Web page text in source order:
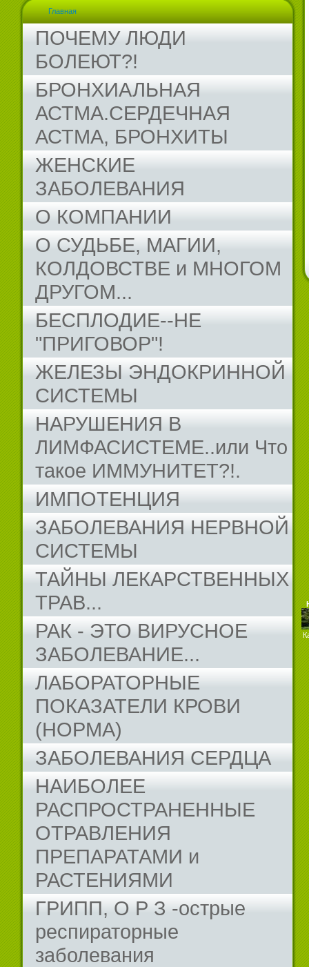
Главная
ПОЧЕМУ ЛЮДИ
БОЛЕЮТ?!
БРОНХИАЛЬНАЯ
АСТМА.СЕРДЕЧНАЯ
АСТМА, БРОНХИТЫ
ЖЕНСКИЕ
ЗАБОЛЕВАНИЯ
О КОМПАНИИ
О СУДЬБЕ, МАГИИ,
КОЛДОВСТВЕ и МНОГОМ
ДРУГОМ...
БЕСПЛОДИЕ--НЕ
"ПРИГОВОР"!
ЖЕЛЕЗЫ ЭНДОКРИННОЙ
СИСТЕМЫ
НАРУШЕНИЯ В
ЛИМФАСИСТЕМЕ..или Что
такое ИММУНИТЕТ?!.
ИМПОТЕНЦИЯ
ЗАБОЛЕВАНИЯ НЕРВНОЙ
СИСТЕМЫ
ТАЙНЫ ЛЕКАРСТВЕННЫХ
ТРАВ...
РАК - ЭТО ВИРУСНОЕ
ЗАБОЛЕВАНИЕ...
ЛАБОРАТОРНЫЕ
ПОКАЗАТЕЛИ КРОВИ
(НОРМА)
ЗАБОЛЕВАНИЯ СЕРДЦА
НАИБОЛЕЕ
РАСПРОСТРАНЕННЫЕ
ОТРАВЛЕНИЯ
ПРЕПАРАТАМИ и
РАСТЕНИЯМИ
ГРИПП, О Р З -острые
респираторные
заболевания